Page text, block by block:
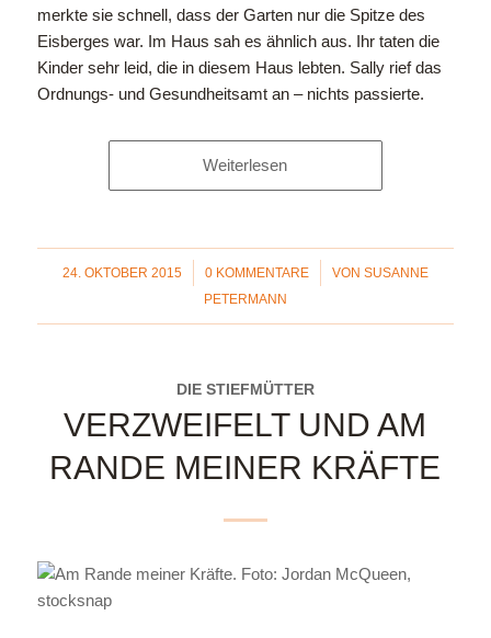
merkte sie schnell, dass der Garten nur die Spitze des
Eisberges war. Im Haus sah es ähnlich aus. Ihr taten die
Kinder sehr leid, die in diesem Haus lebten. Sally rief das
Ordnungs- und Gesundheitsamt an – nichts passierte.
Weiterlesen
24. OKTOBER 2015
/ 0 KOMMENTARE
/ VON SUSANNE
PETERMANN
DIE STIEFMÜTTER
VERZWEIFELT UND AM
RANDE MEINER KRÄFTE